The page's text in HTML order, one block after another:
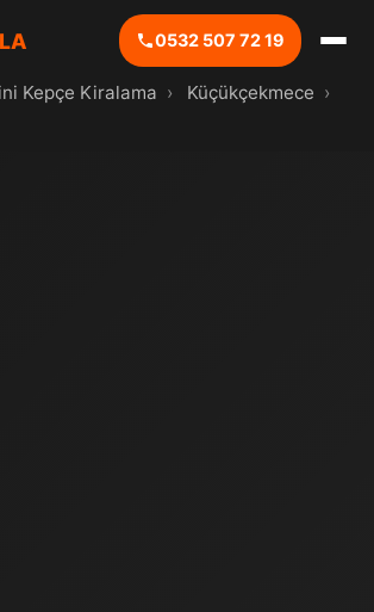
0532 507 72 19
Kepçe Kiralama › Küçükçekmece ›